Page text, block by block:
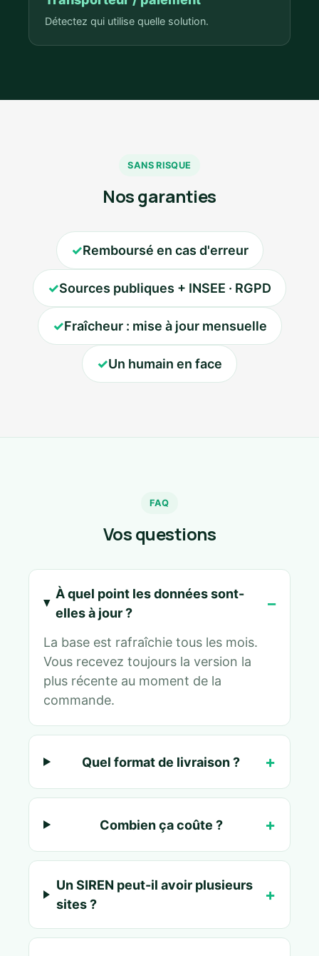
Détectez qui utilise quelle solution.
SANS RISQUE
Nos garanties
✓Remboursé en cas d'erreur
✓Sources publiques + INSEE · RGPD
✓Fraîcheur : mise à jour mensuelle
✓Un humain en face
FAQ
Vos questions
À quel point les données sont-
elles à jour ?
La base est rafraîchie tous les mois.
Vous recevez toujours la version la
plus récente au moment de la
commande.
Quel format de livraison ?
Combien ça coûte ?
Un SIREN peut-il avoir plusieurs
sites ?